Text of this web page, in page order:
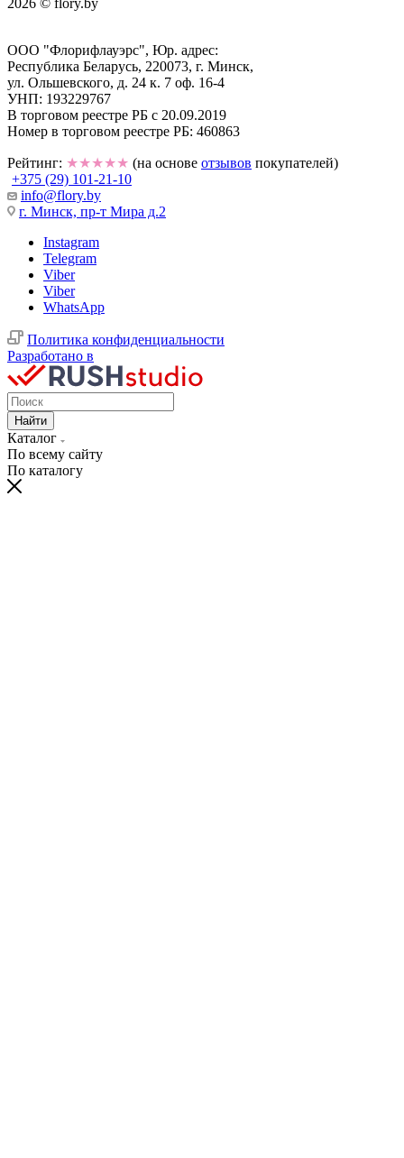
ООО "Флорифлауэрс", Юр. адрес:
Республика Беларусь, 220073, г. Минск,
ул. Ольшевского, д. 24 к. 7 оф. 16-4
УНП: 193229767
В торговом реестре РБ с 20.09.2019
Номер в торговом реестре РБ: 460863
Рейтинг: ★★★★★ (на основе отзывов покупателей)
+375 (29) 101-21-10
info@flory.by
г. Минск, пр-т Мира д.2
Instagram
Telegram
Viber
Viber
WhatsApp
Политика конфиденциальности
Разработано в
Найти
Каталог
По всему сайту
По каталогу